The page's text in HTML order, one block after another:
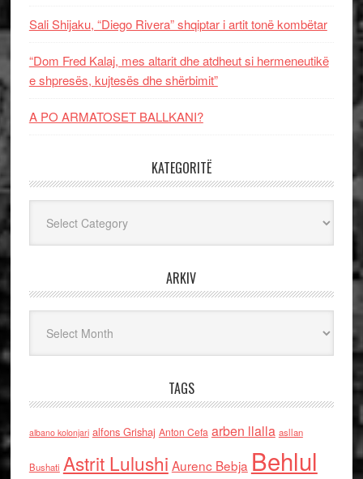
Sali Shijaku, “Diego Rivera” shqiptar i artit tonë kombëtar
“Dom Fred Kalaj, mes altarit dhe atdheut si hermeneutikë
e shpresës, kujtesës dhe shërbimit”
A PO ARMATOSET BALLKANI?
KATEGORITË
ARKIV
TAGS
albano kolonjari alfons Grishaj Anton Cefa arben llalla asllan
Bushati Astrit Lulushi Aurenc Bebja Behlul